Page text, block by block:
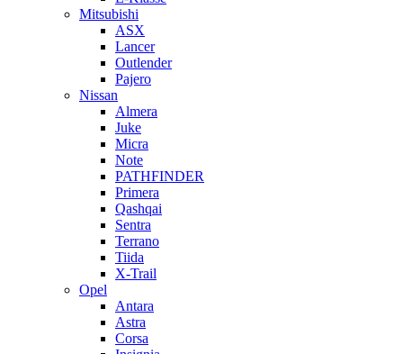
Mitsubishi
ASX
Lancer
Outlender
Pajero
Nissan
Almera
Juke
Micra
Note
PATHFINDER
Primera
Qashqai
Sentra
Terrano
Tiida
X-Trail
Opel
Antara
Astra
Corsa